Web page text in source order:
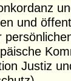
und
Justiz